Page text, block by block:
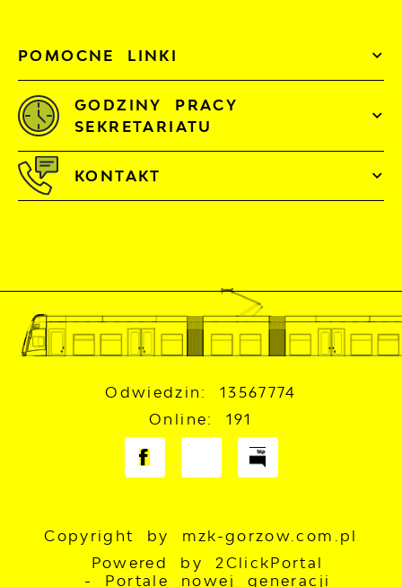
POMOCNE LINKI
GODZINY PRACY
SEKRETARIATU
KONTAKT
Odwiedzin: 13567774
Online: 191
Copyright by mzk-gorzow.com.pl
Powered by 2ClickPortal
- Portale nowej generacji